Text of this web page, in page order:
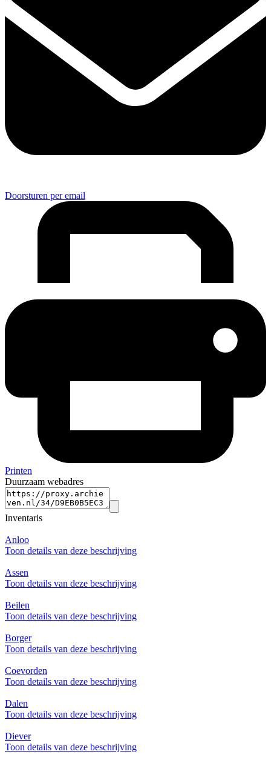
Doorsturen per email
Printen
Duurzaam webadres
Inventaris
Anloo
Toon details van deze beschrijving
Assen
Toon details van deze beschrijving
Beilen
Toon details van deze beschrijving
Borger
Toon details van deze beschrijving
Coevorden
Toon details van deze beschrijving
Dalen
Toon details van deze beschrijving
Diever
Toon details van deze beschrijving